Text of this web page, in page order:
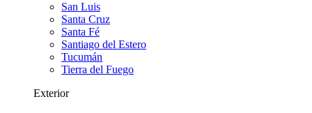
San Luis
Santa Cruz
Santa Fé
Santiago del Estero
Tucumán
Tierra del Fuego
Exterior